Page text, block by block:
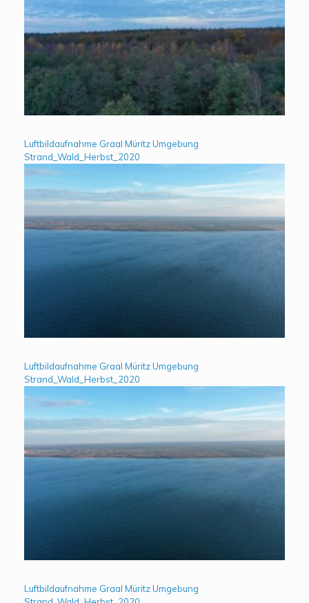
Luftbildaufnahme Graal Müritz Umgebung
Strand_Wald_Herbst_2020
Luftbildaufnahme Graal Müritz Umgebung
Strand_Wald_Herbst_2020
Luftbildaufnahme Graal Müritz Umgebung